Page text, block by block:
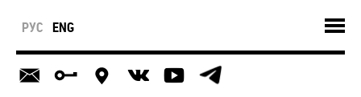
РУС ENG